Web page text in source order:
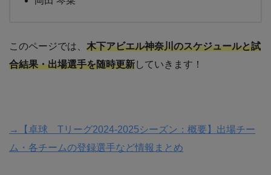
このページでは、 木下アビエル神奈川のスケジュールと試
合結果・出場選手を随時更新していきます！
→【卓球 Tリーグ2024-2025シーズン：概要】出場チー
ム・各チームの登録選手など情報まとめ